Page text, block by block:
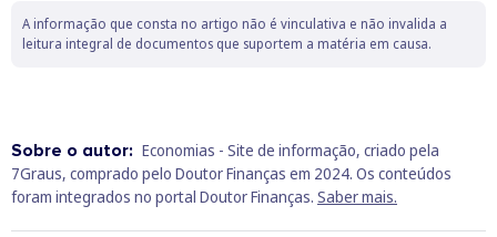
A informação que consta no artigo não é vinculativa e não invalida a
leitura integral de documentos que suportem a matéria em causa.
Sobre o autor: Economias - Site de informação, criado pela
7Graus, comprado pelo Doutor Finanças em 2024. Os conteúdos
foram integrados no portal Doutor Finanças. Saber mais.